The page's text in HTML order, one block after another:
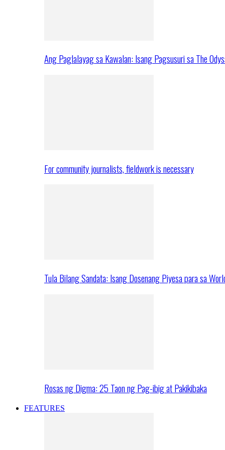
Ang Paglalayag sa Kawalan: Isang Pagsusuri sa The
For community journalists, fieldwork is necessary
Tula Bilang Sandata: Isang Dosenang Piyesa para sa
Rosas ng Digma: 25 Taon ng Pag-ibig at Pakikibaka
FEATURES